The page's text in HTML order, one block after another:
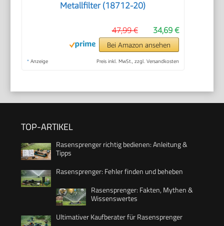
Metallfilter (18712-20)
34,69 €
47,99 €
Bei Amazon ansehen
* Anzeige Preis inkl. MwSt., zzgl. Versandkosten
TOP-ARTIKEL
Rasensprenger richtig bedienen: Anleitung &
Tipps
Rasensprenger: Fehler finden und beheben
Rasensprenger: Fakten, Mythen &
Wissenswertes
Ultimativer Kaufberater für Rasensprenger